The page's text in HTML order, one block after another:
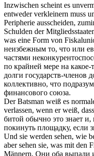
Inzwischen scheint es
entweder verkleinern muss
Peripherie ausscheiden,
Schulden der
was eine Form von
неизбежным то, что или
частями
по крайней мере на какое-
долги государств-членов
коллективно, что
финансового союза.
Der Batsman weiß es
verlassen, wenn er weiß,
битой обычно это знает
покинуть площадку, если
Und sie werden sehen, wie
aber sehen sie, was mit den
Männern. Они оба выпали